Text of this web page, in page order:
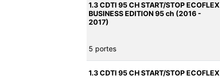
1.3 CDTI 95 CH START/STOP ECOFLEX
BUSINESS EDITION 95 ch (2016 -
2017)
5 portes
1.3 CDTI 95 CH START/STOP ECOFLEX